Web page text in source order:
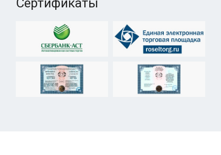
Сертификаты